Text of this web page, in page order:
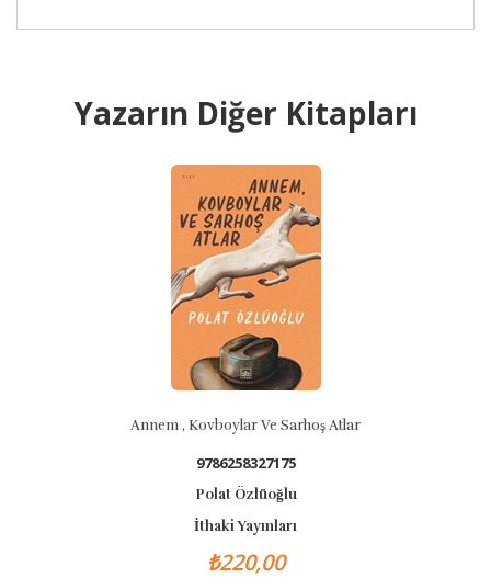
Yazarın Diğer Kitapları
Annem , Kovboylar Ve Sarhoş Atlar
9786258327175
Polat Özlüoğlu
İthaki Yayınları
₺220,00